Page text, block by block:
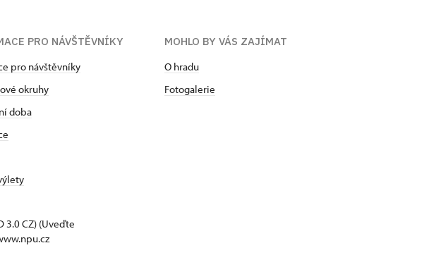
PRO NÁVŠTĚVNÍKY
pro návštěvníky
okruhy
doba
MOHLO BY VÁS ZAJÍMAT
O hradu
Fotogalerie
3.0 CZ) (Uveďte